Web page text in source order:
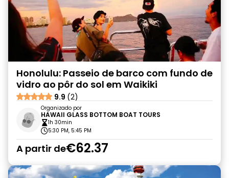
Honolulu: Passeio de barco com fundo de
vidro ao pôr do sol em Waikiki
9.9 (2)
Organizado por
HAWAII GLASS BOTTOM BOAT TOURS
1h 30min
5:30 PM, 5:45 PM
A partir de€62.37